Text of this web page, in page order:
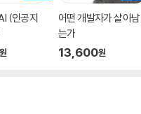
(인공지
원
어떤 개발자가 살아남
는가
13,600원